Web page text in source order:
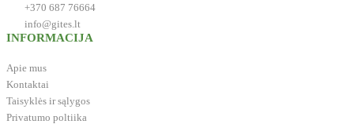
+370 687 76664
info@gites.lt
INFORMACIJA
Apie mus
Kontaktai
Taisyklės ir sąlygos
Privatumo poltiika